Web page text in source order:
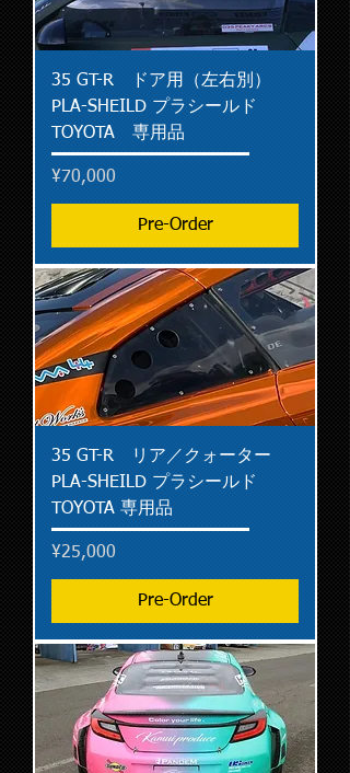
35 GT-R ドア用（左右別）
PLA-SHEILD プラシールド
TOYOTA 専用品
Price
¥70,000
Pre-Order
35 GT-R リア／クォーター
PLA-SHEILD プラシールド
TOYOTA 専用品
Price
¥25,000
Pre-Order